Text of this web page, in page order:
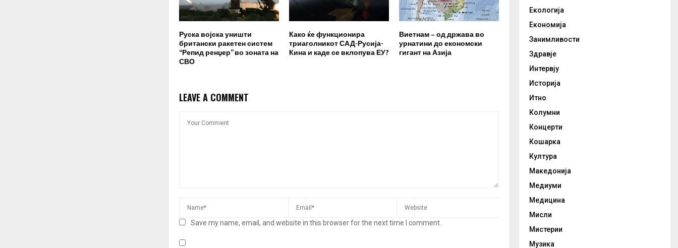
Руска војска уништи
британски ракетен систем
“Репид ренџер” во зоната на
СВО
Како ќе функционира
триаголникот САД-Русија-
Кина и каде се вклопува ЕУ?
Виетнам – од држава во
урнатини до економски
гигант на Азија
LEAVE A COMMENT
Save my name, email, and website in this browser for the next time I comment.
Екологија
Економија
Занимливости
Здравје
Интервју
Историја
Итно
Колумни
Концерти
Кошарка
Култура
Македонија
Медиуми
Медицина
Мисли
Мистерии
Музика